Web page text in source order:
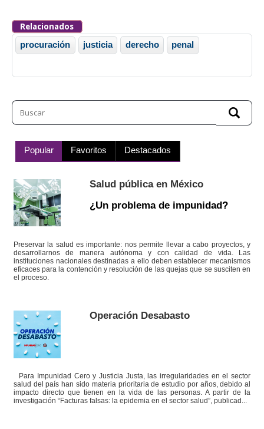
Relacionados
procuración justicia derecho penal
Popular Favoritos Destacados
Salud pública en México
¿Un problema de impunidad?
Preservar la salud es importante: nos permite llevar a cabo proyectos, y
desarrollarnos de manera autónoma y con calidad de vida. Las
instituciones nacionales destinadas a ello deben establecer mecanismos
eficaces para la contención y resolución de las quejas que se susciten en
el proceso.
Operación Desabasto
Para Impunidad Cero y Justicia Justa, las irregularidades en el sector
salud del país han sido materia prioritaria de estudio por años, debido al
impacto directo que tienen en la vida de las personas. A partir de la
investigación “Facturas falsas: la epidemia en el sector salud”, publicad...